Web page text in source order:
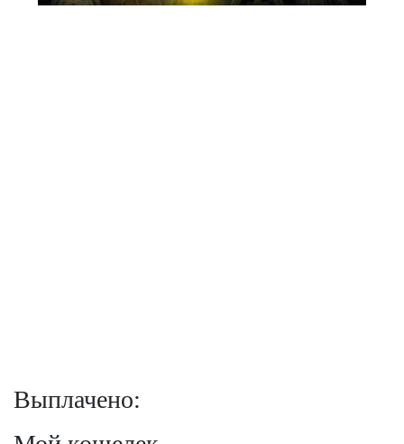
Выплачено: